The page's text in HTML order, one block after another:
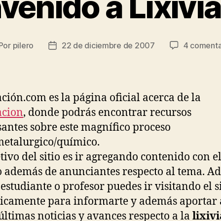
pilero
Fecha22 de diciembre de 2007 4
es la página oficial acerca de la
, donde podrás encontrar recursos
sobre este magnífico proceso
químico.
del sitio es ir agregando contenido con el
de anunciantes respecto al tema.
estudiante o profesor puedes ir visitando el
para informarte y además aportar
noticias y avances respecto a la